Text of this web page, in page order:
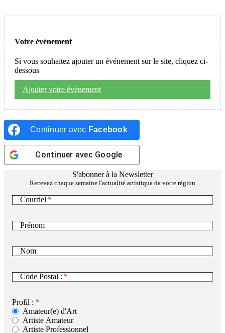
Votre événement
Si vous souhaitez ajouter un événement sur le site, cliquez ci-
dessous
Ajouter votre événement
Continuer avec Facebook
Continuer avec Google
S'abonner à la Newsletter
Recevez chaque semaine l'actualité artistique de votre région
Courriel
Prénom
Nom
Code Postal :
Profil :
Amateur(e) d'Art
Artiste Amateur
Artiste Professionnel